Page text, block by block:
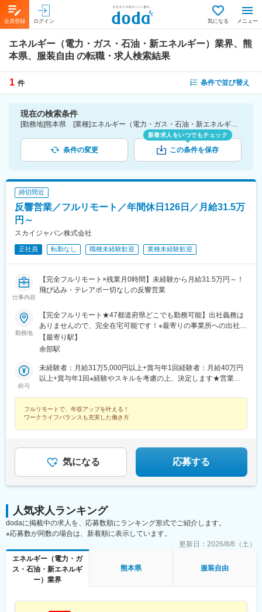
会員登録 ログイン 気になる メニュー
エネルギー（電力・ガス・石油・新エネルギー）業界、熊
本県、服装自由 の転職・求人検索結果
1 件 条件で並び替え
現在の検索条件
[勤務地]熊本県 [業種]エネルギー（電力・ガス・石油・新エネルギー）業界 [詳細条件](会社・職場の環境)服装自由
条件の変更
新着求人をいつでもチェック
この条件を保存
締切間近
反響営業／フルリモート／年間休日126日／月給31.5万
円～
スカイジャパン株式会社
正社員 転勤なし 職種未経験歓迎 業種未経験歓迎
仕事内容
【完全フルリモート×残業月0時間】未経験から月給31.5万円～！
飛び込み・テレアポ一切なしの反響営業
勤務地
【完全フルリモート★47都道府県どこでも勤務可能】出社義務は
ありませんので、完全在宅可能です！※最寄りの事業所への出社を
希望される場合はご相談ください＜本社＞兵庫県姫路市東夢前台
3-62└JR姫新線「播磨高岡駅」より車で5分└「余部駅」より車で
【最寄り駅】
余部駅
給与
未経験者：月給31万5,000円以上+賞与年1回経験者：月給40万円
以上+賞与年1回※経験やスキルを考慮の上、決定します★営業職
フルリモートで、年収アップを叶える！
ワークライフバランスも充実した働き方
気になる 応募する
人気求人ランキング
dodaに掲載中の求人を、応募数順にランキング形式でご紹介します。
※応募数が同数の場合は、新着順に表示しています。
更新日： 2026/8/8（土）
エネルギー（電力・ガ
ス・石油・新エネルギ
ー）業界
熊本県 服装自由